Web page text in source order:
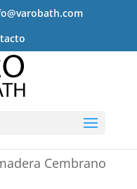
Cembrano